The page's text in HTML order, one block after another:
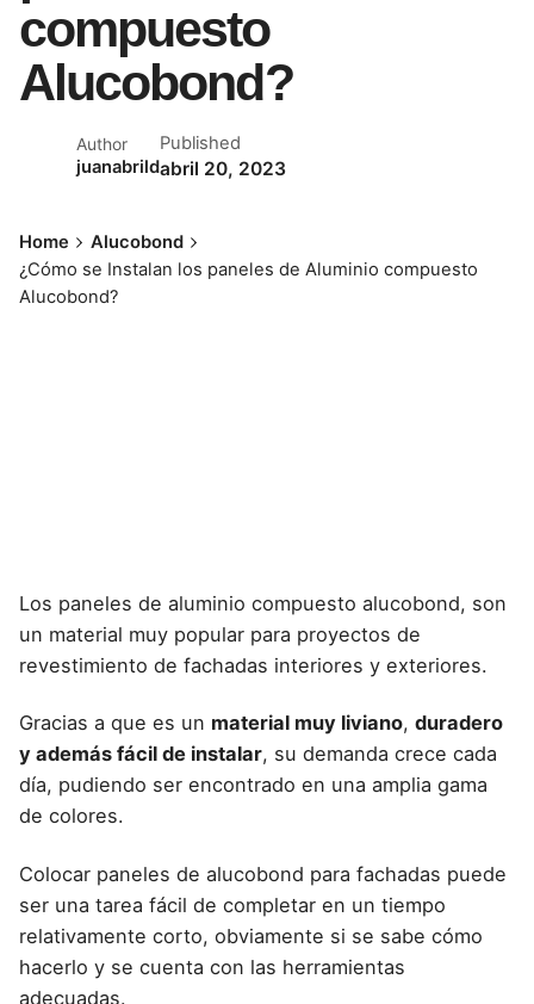
compuesto
Alucobond?
Author
juanabrild
Published
abril 20, 2023
Home
Alucobond
¿Cómo se Instalan los paneles de Aluminio compuesto
Alucobond?
Los paneles de aluminio compuesto alucobond, son
un material muy popular para proyectos de
revestimiento de fachadas interiores y exteriores.
Gracias a que es un material muy liviano, duradero
y además fácil de instalar, su demanda crece cada
día, pudiendo ser encontrado en una amplia gama
de colores.
Colocar paneles de alucobond para fachadas puede
ser una tarea fácil de completar en un tiempo
relativamente corto, obviamente si se sabe cómo
hacerlo y se cuenta con las herramientas
adecuadas.